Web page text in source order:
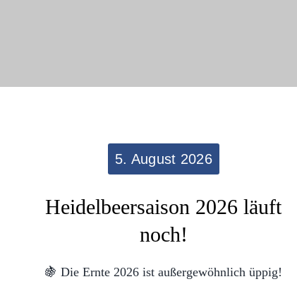
5. August 2026
Heidelbeersaison 2026 läuft
noch!
🍇 Die Ernte 2026 ist außergewöhnlich üppig!